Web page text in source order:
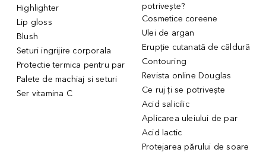
Highlighter
Lip gloss
Blush
Seturi ingrijire corporala
Protectie termica pentru par
Palete de machiaj si seturi
Ser vitamina C
potrivește?
Cosmetice coreene
Ulei de argan
Erupție cutanată de căldură
Contouring
Revista online Douglas
Ce ruj ți se potrivește
Acid salicilic
Aplicarea uleiului de par
Acid lactic
Protejarea părului de soare